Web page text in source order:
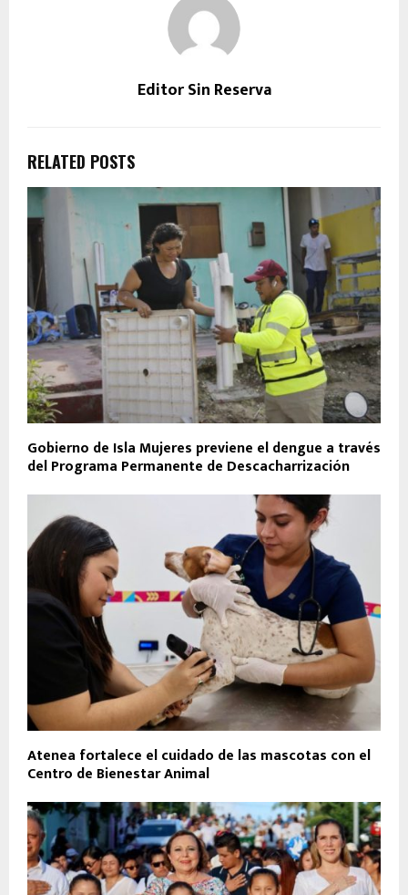
Editor Sin Reserva
RELATED POSTS
Gobierno de Isla Mujeres previene el dengue a través
del Programa Permanente de Descacharrización
Atenea fortalece el cuidado de las mascotas con el
Centro de Bienestar Animal